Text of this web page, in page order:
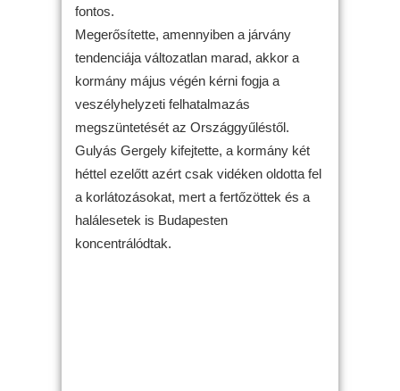
fontos.
Megerősítette, amennyiben a járvány
tendenciája változatlan marad, akkor a
kormány május végén kérni fogja a
veszélyhelyzeti felhatalmazás
megszüntetését az Országgyűléstől.
Gulyás Gergely kifejtette, a kormány két
héttel ezelőtt azért csak vidéken oldotta fel
a korlátozásokat, mert a fertőzöttek és a
halálesetek is Budapesten
koncentrálódtak.